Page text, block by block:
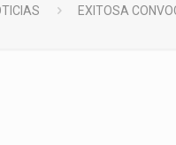
EXITOSA